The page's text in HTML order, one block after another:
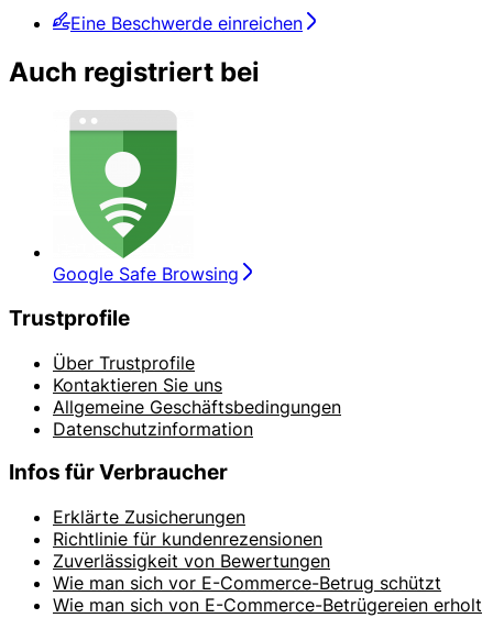
Eine Beschwerde einreichen
Auch registriert bei
Google Safe Browsing
Trustprofile
Über Trustprofile
Kontaktieren Sie uns
Allgemeine Geschäftsbedingungen
Datenschutzinformation
Infos für Verbraucher
Erklärte Zusicherungen
Richtlinie für kundenrezensionen
Zuverlässigkeit von Bewertungen
Wie man sich vor E-Commerce-Betrug schützt
Wie man sich von E-Commerce-Betrügereien erholt